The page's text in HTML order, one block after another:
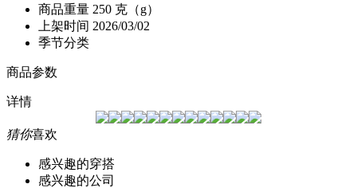
商品重量 250 克（g）
上架时间 2026/03/02
季节分类
商品参数
详情
猜你喜欢
感兴趣的穿搭
感兴趣的公司